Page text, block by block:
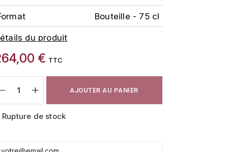
Bouteille - 75 cl
du produit
€ TTC
AJOUTER AU PANIER
Rupture de stock